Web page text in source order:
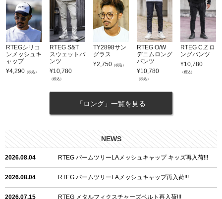
RTEGシリコ
ンメッシュキ
ャップ
¥4,290 （税込）
RTEG S&T
スウェットパ
ンツ
¥10,780
（税込）
TY2898サン
グラス
¥2,750 （税込）
RTEG O/W
デニムロング
パンツ
¥10,780
（税込）
RTEG C.Z ロ
ングパンツ
¥10,780
（税込）
「ロング」一覧を見る
NEWS
2026.08.04 RTEG パームツリーLAメッシュキャップ キッズ再入荷!!!
2026.08.04 RTEG パームツリーLAメッシュキャップ再入荷!!!
2026.07.15 RTEG メタルフィクスチャーズベルト再入荷!!!